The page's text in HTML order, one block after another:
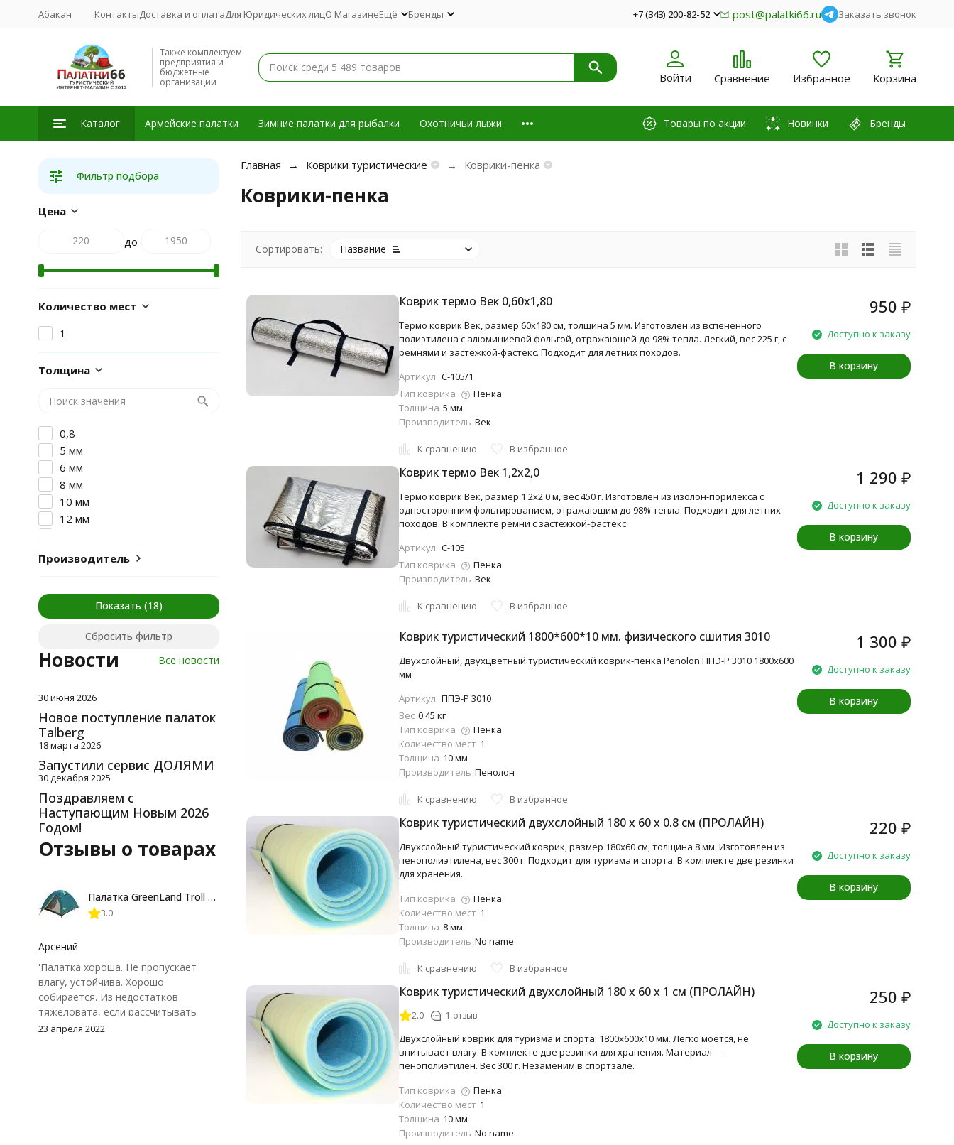
Абакан КонтактыДоставка и оплатаДля Юридических лицО МагазинеЕщё Бренды +7 (343) 200-82-52 post@palatki66.ru Заказать звонок
Также комплектуем
предприятия и
бюджетные
организации
Войти Сравнение Избранное Корзина
Каталог Армейские палатки Зимние палатки для рыбалки Охотничьи лыжи Товары по акции Новинки Бренды
Главная Коврики туристические Коврики-пенка
Коврики-пенка
Сортировать: Название
Коврик термо Век 0,60х1,80
Термо коврик Век, размер 60x180 см, толщина 5 мм. Изготовлен из вспененного
полиэтилена с алюминиевой фольгой, отражающей до 98% тепла. Легкий, вес 225 г, с
ремнями и застежкой-фастекс. Подходит для летних походов.
Артикул: С-105/1
Тип коврика
Пенка
Толщина 5 мм
Производитель Век
К сравнению В избранное
950 ₽
Доступно к заказу
В корзину
Коврик термо Век 1,2х2,0
Термо коврик Век, размер 1.2x2.0 м, вес 450 г. Изготовлен из изолон-порилекса с
односторонним фольгированием, отражающим до 98% тепла. Подходит для летних
походов. В комплекте ремни с застежкой-фастекс.
Артикул: С-105
Тип коврика
Пенка
Производитель Век
К сравнению В избранное
1 290 ₽
Доступно к заказу
В корзину
Коврик туристический 1800*600*10 мм. физического сшития 3010
Двухслойный, двухцветный туристический коврик-пенка Penolon ППЭ-Р 3010 1800х600
мм
Артикул: ППЭ-Р 3010
Вес 0.45 кг
Тип коврика
Пенка
Количество мест 1
Толщина 10 мм
Производитель Пенолон
К сравнению В избранное
1 300 ₽
Доступно к заказу
В корзину
Коврик туристический двухслойный 180 х 60 х 0.8 см (ПРОЛАЙН)
Двухслойный туристический коврик, размер 180x60 см, толщина 8 мм. Изготовлен из
пенополиэтилена, вес 300 г. Подходит для туризма и спорта. В комплекте две резинки
для хранения.
Тип коврика
Пенка
Количество мест 1
Толщина 8 мм
Производитель No name
К сравнению В избранное
220 ₽
Доступно к заказу
В корзину
Коврик туристический двухслойный 180 х 60 х 1 см (ПРОЛАЙН)
2.0 1 отзыв
Двухслойный коврик для туризма и спорта: 1800x600x10 мм. Легко моется, не
впитывает влагу. В комплекте две резинки для хранения. Материал —
пенополиэтилен. Вес 300 г. Незаменим в спортзале.
Тип коврика
Пенка
Количество мест 1
Толщина 10 мм
Производитель No name
250 ₽
Доступно к заказу
В корзину
Фильтр подбора
Цена
до
Количество мест
1
Толщина
0,8
5 мм
6 мм
8 мм
10 мм
12 мм
Производитель
Показать
Сбросить фильтр
Новости Все новости
30 июня 2026
Новое поступление палаток
Talberg
18 марта 2026
Запустили сервис ДОЛЯМИ
30 декабря 2025
Поздравляем с
Наступающим Новым 2026
Годом!
Отзывы о товарах
Палатка GreenLand Troll 2-местная
3.0
Арсений
'Палатка хороша. Не пропускает
влагу, устойчива. Хорошо
собирается. Из недостатков
тяжеловата, если рассчитывать
спать в ней одному и тащить вдаль
23 апреля 2022